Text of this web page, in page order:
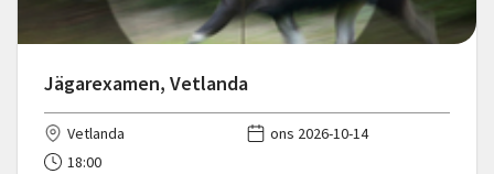
Jägarexamen, Vetlanda
Vetlanda
ons 2026-10-14
18:00